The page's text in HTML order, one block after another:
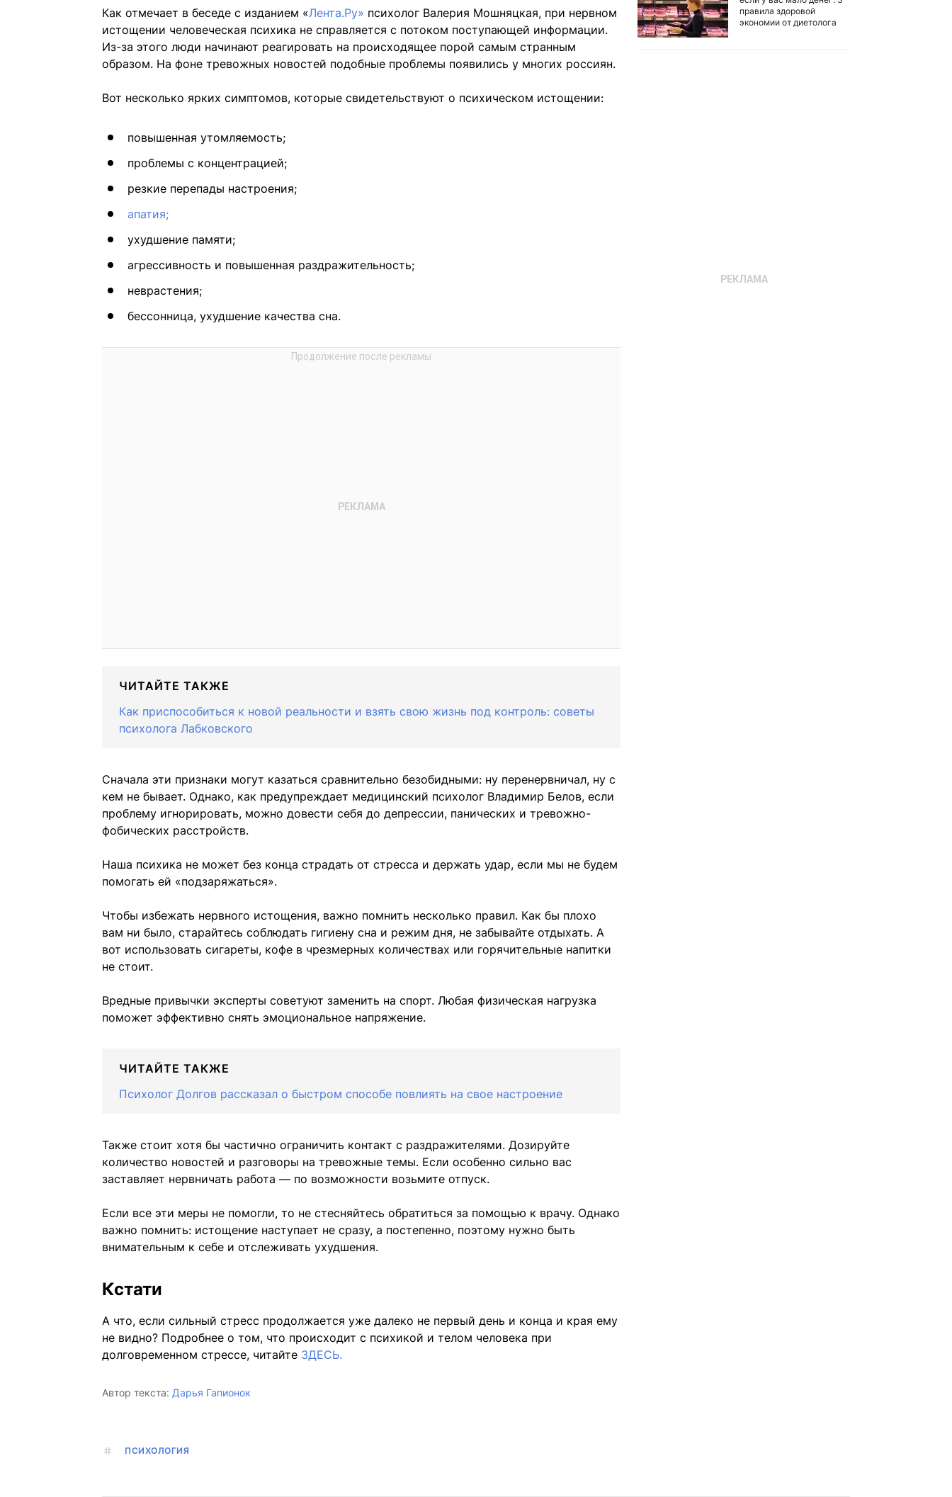
Как отмечает в беседе с изданием «Лента.Ру» психолог Валерия Мошняцкая, при нервном
истощении человеческая психика не справляется с потоком поступающей информации.
Из-за этого люди начинают реагировать на происходящее порой самым странным
образом. На фоне тревожных новостей подобные проблемы появились у многих россиян.
Вот несколько ярких симптомов, которые свидетельствуют о психическом истощении:
повышенная утомляемость;
проблемы с концентрацией;
резкие перепады настроения;
апатия;
ухудшение памяти;
агрессивность и повышенная раздражительность;
неврастения;
бессонница, ухудшение качества сна.
ЧИТАЙТЕ ТАКЖЕ
Как приспособиться к новой реальности и взять свою жизнь под контроль: советы
психолога Лабковского
Сначала эти признаки могут казаться сравнительно безобидными: ну перенервничал, ну с
кем не бывает. Однако, как предупреждает медицинский психолог Владимир Белов, если
проблему игнорировать, можно довести себя до депрессии, панических и тревожно-
фобических расстройств.
Наша психика не может без конца страдать от стресса и держать удар, если мы не будем
помогать ей «подзаряжаться».
Чтобы избежать нервного истощения, важно помнить несколько правил. Как бы плохо
вам ни было, старайтесь соблюдать гигиену сна и режим дня, не забывайте отдыхать. А
вот использовать сигареты, кофе в чрезмерных количествах или горячительные напитки
не стоит.
Вредные привычки эксперты советуют заменить на спорт. Любая физическая нагрузка
поможет эффективно снять эмоциональное напряжение.
ЧИТАЙТЕ ТАКЖЕ
Психолог Долгов рассказал о быстром способе повлиять на свое настроение
Также стоит хотя бы частично ограничить контакт с раздражителями. Дозируйте
количество новостей и разговоры на тревожные темы. Если особенно сильно вас
заставляет нервничать работа — по возможности возьмите отпуск.
Если все эти меры не помогли, то не стесняйтесь обратиться за помощью к врачу. Однако
важно помнить: истощение наступает не сразу, а постепенно, поэтому нужно быть
внимательным к себе и отслеживать ухудшения.
Кстати
А что, если сильный стресс продолжается уже далеко не первый день и конца и края ему
не видно? Подробнее о том, что происходит с психикой и телом человека при
долговременном стрессе, читайте ЗДЕСЬ.
Автор текста: Дарья Гапионок
ПСИХОЛОГИЯ
правила здоровой
экономии от диетолога